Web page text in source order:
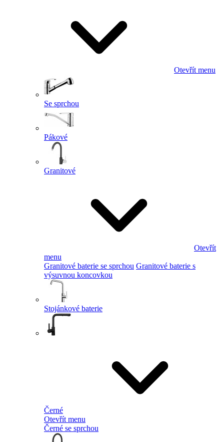
Otevřít menu
Se sprchou
Pákové
Granitové
Otevřít
menu
Granitové baterie se sprchou Granitové baterie s
výsuvnou koncovkou
Stojánkové baterie
Černé
Otevřít menu
Černé se sprchou